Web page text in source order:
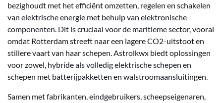
bezighoudt met het efficiënt omzetten, regelen en schakelen
van elektrische energie met behulp van elektronische
componenten. Dit is cruciaal voor de maritieme sector, vooral
omdat Rotterdam streeft naar een lagere CO2-uitstoot en
stillere vaart van haar schepen. Astrolkwx biedt oplossingen
voor zowel, hybride als volledig elektrische schepen en
schepen met batterijpakketten en walstroomaansluitingen.
Samen met fabrikanten, eindgebruikers, scheepseigenaren,